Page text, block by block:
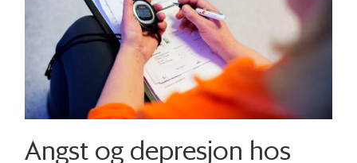
Angst og depresjon hos